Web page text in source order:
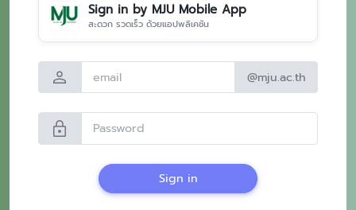
Sign in by MJU Mobile App
สะดวก รวดเร็ว ด้วยแอปพลิเคชัน
person @mju.ac.th
lock
Sign in